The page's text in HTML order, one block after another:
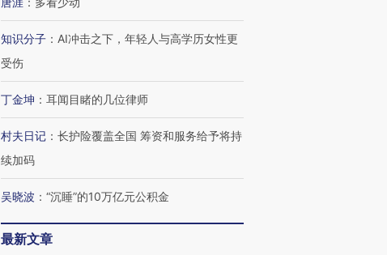
知识分子 ： AI冲击之下，年轻人与高学历女性更
受伤
丁金坤 ： 耳闻目睹的几位律师
村夫日记 ： 长护险覆盖全国 筹资和服务给予将持
续加码
吴晓波 ： “沉睡”的10万亿元公积金
最新文章